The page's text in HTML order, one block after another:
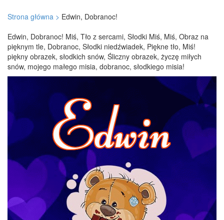
Strona główna > Edwin, Dobranoc!
Edwin, Dobranoc! Miś, Tło z sercami, Słodki Miś, Miś, Obraz na
pięknym tle, Dobranoc, Słodki niedźwiadek, Piękne tło, Miś!
piękny obrazek, słodkich snów, Śliczny obrazek, życzę miłych
snów, mojego małego misia, dobranoc, słodkiego misia!